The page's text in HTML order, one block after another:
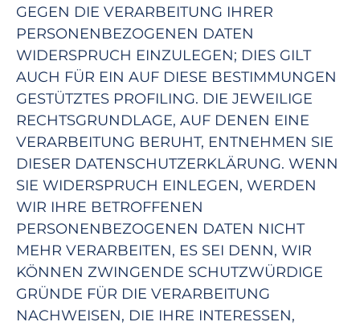
GEGEN DIE VERARBEITUNG IHRER
PERSONENBEZOGENEN DATEN
WIDERSPRUCH EINZULEGEN; DIES GILT
AUCH FÜR EIN AUF DIESE BESTIMMUNGEN
GESTÜTZTES PROFILING. DIE JEWEILIGE
RECHTSGRUNDLAGE, AUF DENEN EINE
VERARBEITUNG BERUHT, ENTNEHMEN SIE
DIESER DATENSCHUTZERKLÄRUNG. WENN
SIE WIDERSPRUCH EINLEGEN, WERDEN
WIR IHRE BETROFFENEN
PERSONENBEZOGENEN DATEN NICHT
MEHR VERARBEITEN, ES SEI DENN, WIR
KÖNNEN ZWINGENDE SCHUTZWÜRDIGE
GRÜNDE FÜR DIE VERARBEITUNG
NACHWEISEN, DIE IHRE INTERESSEN,